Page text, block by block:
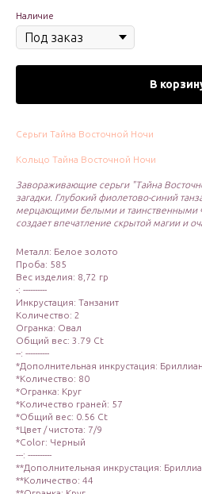
Наличие
В
Серьги Тайна Восточной Ночи
Кольцо Тайна Восточной Ночи
Завораживающие серьги "Тайна
загадки. Глубокий фиолетово-синий
мерцающими белыми и таинственными
создает впечатление скрытой магии и
Металл: Белое золото
Проба: 585
Вес изделия: 8,72 гр
-: ----------
Инкрустация: Танзанит
Количество: 2
Огранка: Овал
Общий вес: 3.79 Ct
--: ----------
*Дополнительная инкрустация:
*Количество: 80
*Огранка: Круг
*Количество граней: 57
*Общий вес: 0.56 Ct
*Цвет / чистота: 7/9
*Color: Черный
---: ----------
**Дополнительная инкрустация:
**Количество: 44